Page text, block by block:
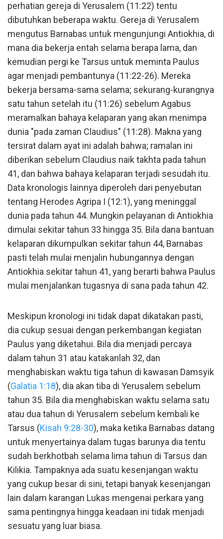
perhatian gereja di Yerusalem (11:22) tentu
dibutuhkan beberapa waktu. Gereja di Yerusalem
mengutus Barnabas untuk mengunjungi Antiokhia, di
mana dia bekerja entah selama berapa lama, dan
kemudian pergi ke Tarsus untuk meminta Paulus
agar menjadi pembantunya (11:22-26). Mereka
bekerja bersama-sama selama; sekurang-kurangnya
satu tahun setelah itu (11:26) sebelum Agabus
meramalkan bahaya kelaparan yang akan menimpa
dunia "pada zaman Claudius" (11:28). Makna yang
tersirat dalam ayat ini adalah bahwa; ramalan ini
diberikan sebelum Claudius naik takhta pada tahun
41, dan bahwa bahaya kelaparan terjadi sesudah itu.
Data kronologis lainnya diperoleh dari penyebutan
tentang Herodes Agripa I (12:1), yang meninggal
dunia pada tahun 44. Mungkin pelayanan di Antiokhia
dimulai sekitar tahun 33 hingga 35. Bila dana bantuan
kelaparan dikumpulkan sekitar tahun 44, Barnabas
pasti telah mulai menjalin hubungannya dengan
Antiokhia sekitar tahun 41, yang berarti bahwa Paulus
mulai menjalankan tugasnya di sana pada tahun 42.
Meskipun kronologi ini tidak dapat dikatakan pasti,
dia cukup sesuai dengan perkembangan kegiatan
Paulus yang diketahui. Bila dia menjadi percaya
dalam tahun 31 atau katakanlah 32, dan
menghabiskan waktu tiga tahun di kawasan Damsyik
(Galatia 1:18), dia akan tiba di Yerusalem sebelum
tahun 35. Bila dia menghabiskan waktu selama satu
atau dua tahun di Yerusalem sebelum kembali ke
Tarsus (Kisah 9:28-30), maka ketika Barnabas datang
untuk menyertainya dalam tugas barunya dia tentu
sudah berkhotbah selama lima tahun di Tarsus dan
Kilikia. Tampaknya ada suatu kesenjangan waktu
yang cukup besar di sini, tetapi banyak kesenjangan
lain dalam karangan Lukas mengenai perkara yang
sama pentingnya hingga keadaan ini tidak menjadi
sesuatu yang luar biasa.